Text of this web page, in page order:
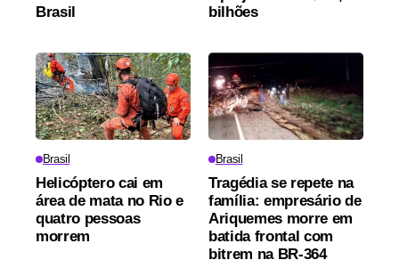
Brasil
bilhões
Brasil
Helicóptero cai em
área de mata no Rio e
quatro pessoas
morrem
Brasil
Tragédia se repete na
família: empresário de
Ariquemes morre em
batida frontal com
bitrem na BR-364